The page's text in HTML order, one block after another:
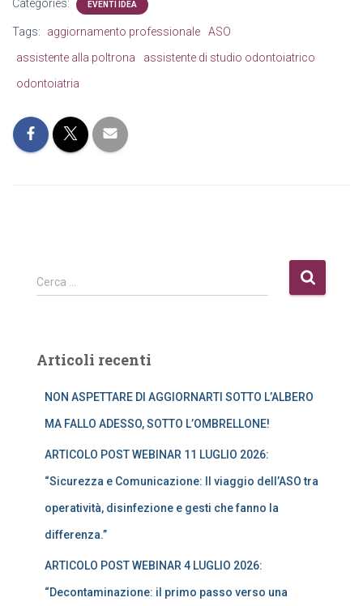
Categories: EVENTI IDEA
Tags: aggiornamento professionale
ASO
assistente alla poltrona
assistente di studio odontoiatrico
odontoiatria
R
i
c
Cerca …
Articoli recenti
NON ASPETTARE DI AGGIORNARTI SOTTO L’ALBERO
MA FALLO ADESSO, SOTTO L’OMBRELLONE!
ARTICOLO POST WEBINAR 11 LUGLIO 2026:
“Sicurezza e Comunicazione: Il viaggio dell’ASO tra
operatività, disinfezione e gesti che fanno la
differenza.”
ARTICOLO POST WEBINAR 4 LUGLIO 2026:
“Decontaminazione: il primo passo verso una